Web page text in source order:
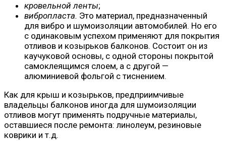
кровельной ленты;
вибропласта. Это материал, предназначенный
для вибро и шумоизоляции автомобилей. Но его
с одинаковым успехом применяют для покрытия
отливов и козырьков балконов. Состоит он из
каучуковой основы, с одной стороны покрытой
самоклеящимся слоем, а с другой —
алюминиевой фольгой с тиснением.
Как для крыш и козырьков, предприимчивые
владельцы балконов иногда для шумоизоляции
отливов могут применять подручные материалы,
оставшиеся после ремонта: линолеум, резиновые
коврики и т.д.